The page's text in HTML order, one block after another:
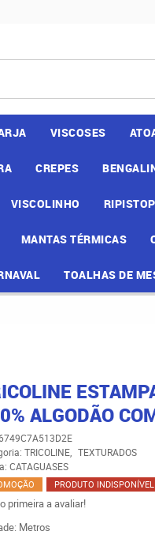
VISCOSES
CREPES
VISCOLINHO RIPISTOP
MANTAS TÉRMICAS
TOALHAS DE
ALGODÃO
TRICOLINE
TEXTURADOS
CATAGUASES
PRODUTO INDISPONÍVEL
primeira a avaliar!
Metros